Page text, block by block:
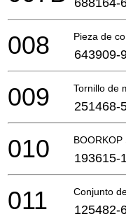
Pieza de
008 643909-
Tornillo de
009 251468-
BOORKOP
010 193615-1
Conjunto
011 125482-